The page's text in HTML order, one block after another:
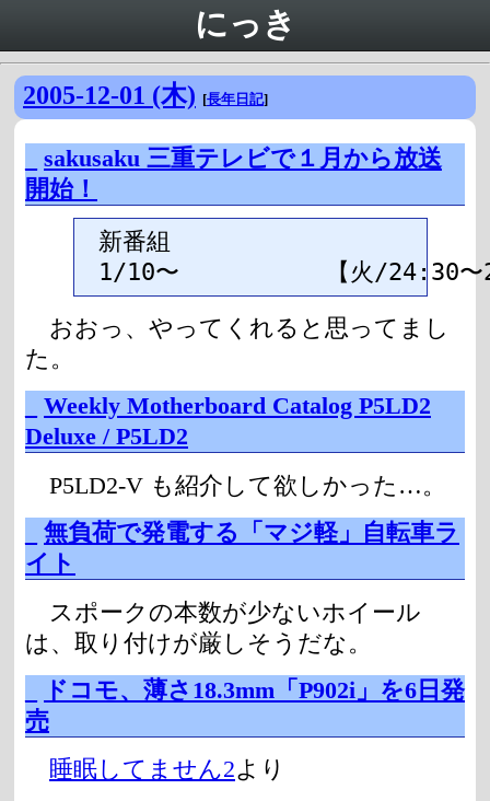
にっき
2005-12-01 (木) [長年日記]
sakusaku 三重テレビで１月から放送
開始！
新番組
おおっ、やってくれると思ってまし
た。
Weekly Motherboard Catalog P5LD2
Deluxe / P5LD2
P5LD2-V も紹介して欲しかった…。
無負荷で発電する「マジ軽」自転車ラ
イト
スポークの本数が少ないホイール
は、取り付けが厳しそうだな。
ドコモ、薄さ18.3mm「P902i」を6日発
売
睡眠してません2より